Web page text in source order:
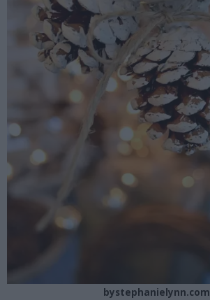
bystephanielynn.com